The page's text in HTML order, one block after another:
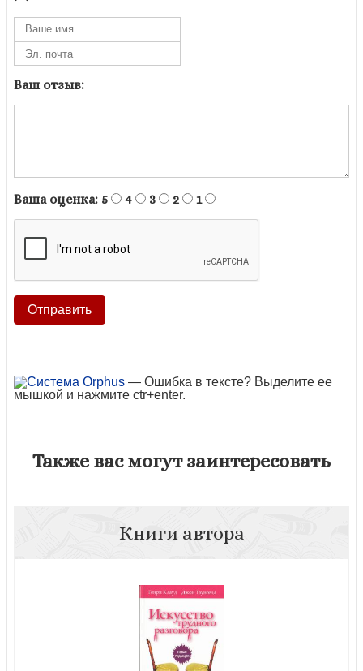
Ваш отзыв:
Ваша оценка: 5 4 3 2 1
— Ошибка в тексте? Выделите ее
мышкой и нажмите ctr+enter.
Также вас могут заинтересовать
Книги автора